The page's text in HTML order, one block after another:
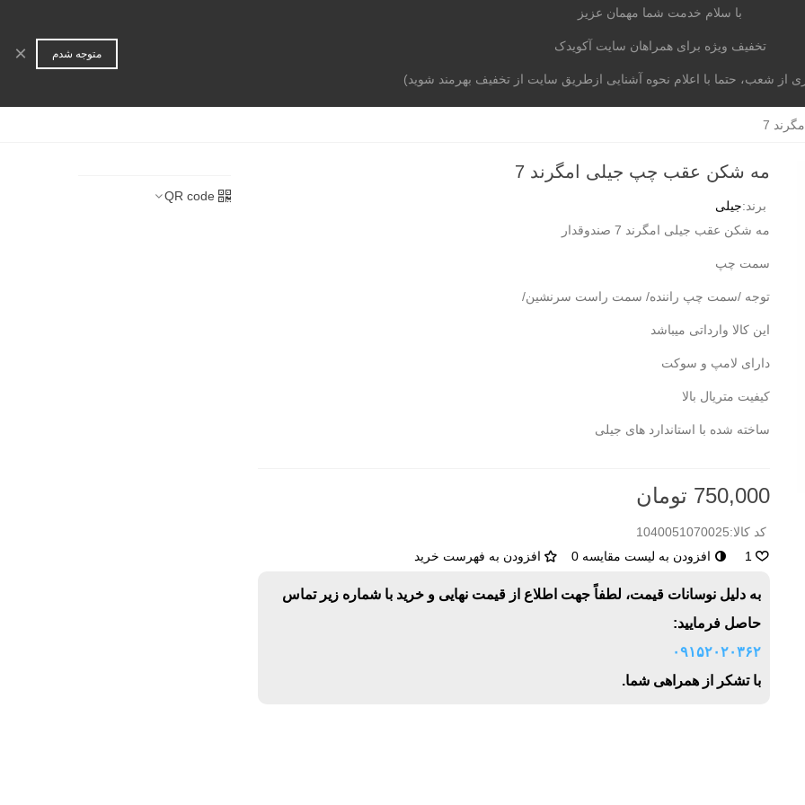
موتوری برند خودرو آکومگ لیست شعب تماس با ما
7
مه شکن عقب چپ جیلی امگرند 7
برند:جیلی
مه شکن عقب جیلی امگرند 7 صندوقدار
سمت چپ
توجه /سمت چپ راننده/ سمت راست سرنشین/
این کالا وارداتی میباشد
دارای لامپ و سوکت
کیفیت متریال بالا
ساخته شده با استاندارد های جیلی
750,000 تومان
کد کالا:1040051070025
1
افزودن به لیست مقایسه 0 افزودن به فهرست خرید
به دلیل نوسانات قیمت، لطفاً جهت اطلاع از قیمت نهایی و خرید با شماره زیر تماس
حاصل فرمایید:
۰۹۱۵۲۰۲۰۳۶۲
با تشکر از همراهی شما.
QR code
با سلام خدمت شما مهمان عزیز
تخفیف ویژه برای همراهان سایت آکویدک
شعب، حتما با اعلام نحوه آشنایی ازطریق سایت از تخفیف بهرمند شوید)
متوجه شدم ×